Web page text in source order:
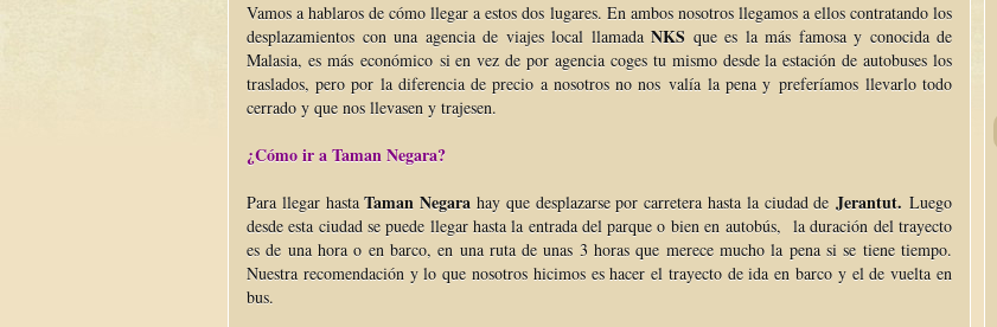
Vamos a hablaros de cómo llegar a estos dos lugares. En ambos nosotros llegamos a ellos contratando los
desplazamientos con una agencia de viajes local llamada NKS que es la más famosa y conocida de
Malasia, es más económico si en vez de por agencia coges tu mismo desde la estación de autobuses los
traslados, pero por la diferencia de precio a nosotros no nos valía la pena y preferíamos llevarlo todo
cerrado y que nos llevasen y trajesen.
¿Cómo ir a Taman Negara?
Para llegar hastaTaman Negara hay que desplazarse por carretera hasta la ciudad deJerantut.Luego
desde esta ciudad se puede llegar hasta la entrada del parque o bien en autobús, la duración del trayecto
es de una hora o en barco, en una ruta de unas 3 horas que merece mucho la pena si se tiene tiempo.
Nuestra recomendación y lo que nosotros hicimos es hacer el trayecto de ida en barco y el de vuelta en
bus.